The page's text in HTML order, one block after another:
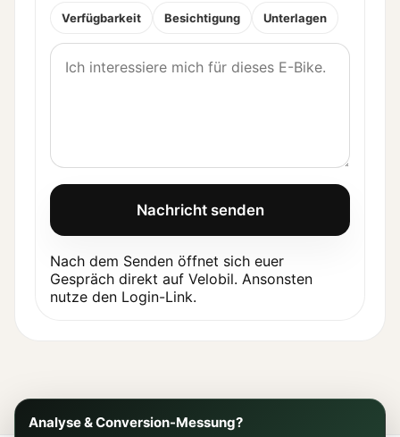
Analyse & Conversion-Messung?
Verfügbarkeit Besichtigung Unterlagen
Nachricht senden
Nach dem Senden öffnet sich euer
Gespräch direkt auf Velobil. Ansonsten
nutze den Login-Link.